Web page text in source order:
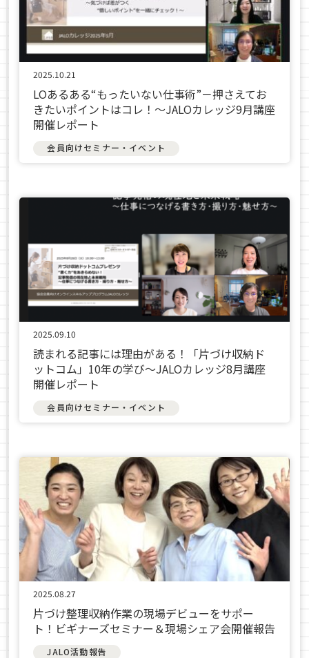
2025.10.21
LOあるある“もったいない仕事術”－押さえてお
きたいポイントはコレ！〜JALOカレッジ9月講座
開催レポート
会員向けセミナー・イベント
2025.09.10
読まれる記事には理由がある！「片づけ収納ド
ットコム」10年の学び〜JALOカレッジ8月講座
開催レポート
会員向けセミナー・イベント
2025.08.27
片づけ整理収納作業の現場デビューをサポー
ト！ビギナーズセミナー＆現場シェア会開催報告
JALO活動報告